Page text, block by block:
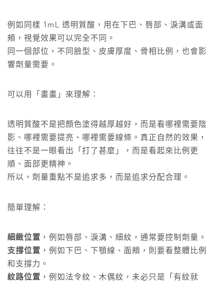
例如同樣 1mL 透明質酸，用在下巴、唇部、淚溝或面
頰，視覺效果可以完全不同。
同一個部位，不同臉型、皮膚厚度、骨相比例，也會影
響劑量需要。
可以用「畫畫」來理解：
透明質酸不是把顏色塗得越厚越好，而是看哪裡需要陰
影、哪裡需要提亮、哪裡需要線條。真正自然的效果，
往往不是一眼看出「打了甚麼」，而是看起來比例更
順、面部更精神。
所以，劑量重點不是追求多，而是追求分配合理。
簡單理解：
細緻位置 ，例如唇部、淚溝、細紋，通常要控制劑量。
支撐位置 ，例如下巴、下顎線、面頰，則要看整體比例
和支撐力。
紋路位置 ，例如法令紋、木偶紋，未必只是「有紋就